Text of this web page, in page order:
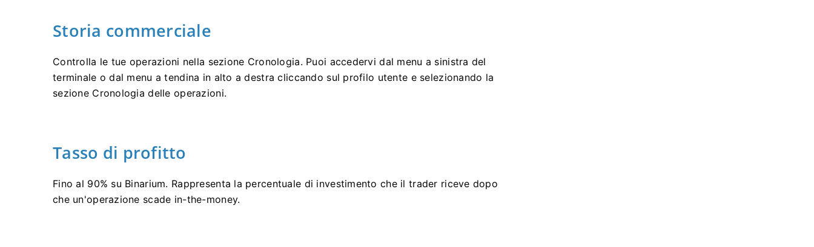
Storia commerciale
Controlla le tue operazioni nella sezione Cronologia. Puoi accedervi dal menu a sinistra del
terminale o dal menu a tendina in alto a destra cliccando sul profilo utente e selezionando la
sezione Cronologia delle operazioni.
Tasso di profitto
Fino al 90% su Binarium. Rappresenta la percentuale di investimento che il trader riceve dopo
che un'operazione scade in-the-money.